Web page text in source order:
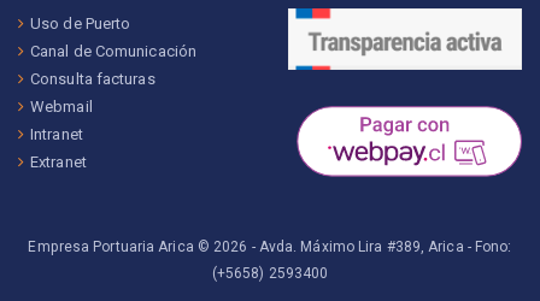
Uso de Puerto
Canal de Comunicación
Consulta facturas
Webmail
Intranet
Extranet
Empresa Portuaria Arica © 2026 - Avda. Máximo Lira #389, Arica - Fono:
(+5658) 2593400